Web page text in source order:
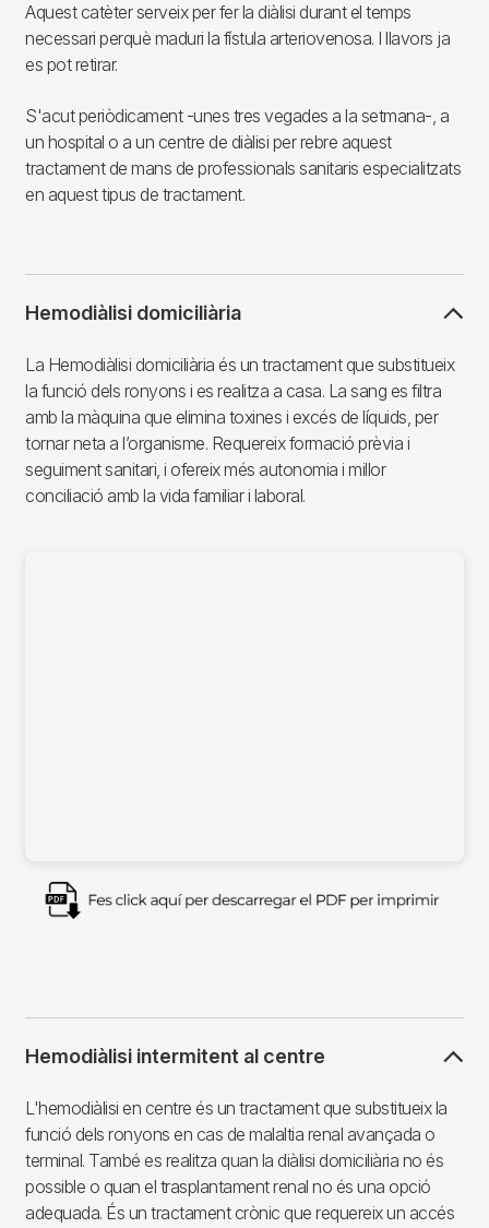
Aquest catèter serveix per fer la diàlisi durant el temps
necessari perquè maduri la fístula arteriovenosa. I llavors ja
es pot retirar.
S'acut periòdicament -unes tres vegades a la setmana-, a
un hospital o a un centre de diàlisi per rebre aquest
tractament de mans de professionals sanitaris especialitzats
en aquest tipus de tractament.
Hemodiàlisi domiciliària
La Hemodiàlisi domiciliària és un tractament que substitueix
la funció dels ronyons i es realitza a casa. La sang es filtra
amb la màquina que elimina toxines i excés de líquids, per
tornar neta a l’organisme. Requereix formació prèvia i
seguiment sanitari, i ofereix més autonomia i millor
conciliació amb la vida familiar i laboral.
Imagen
Hemodiàlisi intermitent al centre
L'hemodiàlisi en centre és un tractament que substitueix la
funció dels ronyons en cas de malaltia renal avançada o
terminal. També es realitza quan la diàlisi domiciliària no és
possible o quan el trasplantament renal no és una opció
adequada. És un tractament crònic que requereix un accés